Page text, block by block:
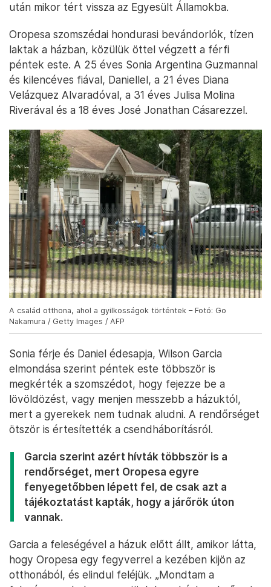
után mikor tért vissza az Egyesült Államokba.
Oropesa szomszédai hondurasi bevándorlók, tízen
laktak a házban, közülük öttel végzett a férfi
péntek este. A 25 éves Sonia Argentina Guzmannal
és kilencéves fiával, Daniellel, a 21 éves Diana
Velázquez Alvaradóval, a 31 éves Julisa Molina
Riverával és a 18 éves José Jonathan Cásarezzel.
A család otthona, ahol a gyilkosságok történtek – Fotó: Go
Nakamura / Getty Images / AFP
Sonia férje és Daniel édesapja, Wilson Garcia
elmondása szerint péntek este többször is
megkérték a szomszédot, hogy fejezze be a
lövöldözést, vagy menjen messzebb a házuktól,
mert a gyerekek nem tudnak aludni. A rendőrséget
ötször is értesítették a csendháborításról.
Garcia szerint azért hívták többször is a
rendőrséget, mert Oropesa egyre
fenyegetőbben lépett fel, de csak azt a
tájékoztatást kapták, hogy a járőrök úton
vannak.
Garcia a feleségével a házuk előtt állt, amikor látta,
hogy Oropesa egy fegyverrel a kezében kijön az
otthonából, és elindul feléjük. „Mondtam a